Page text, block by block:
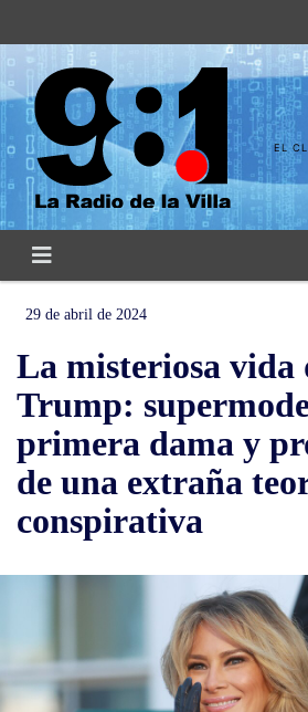
EL
29 de abril de 2024
La misteriosa vida
Trump:
primera dama y
de una extraña
conspirativa